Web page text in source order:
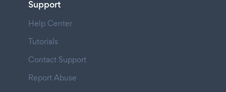
Support
Help Center
Tutorials
Contact Support
Report Abuse